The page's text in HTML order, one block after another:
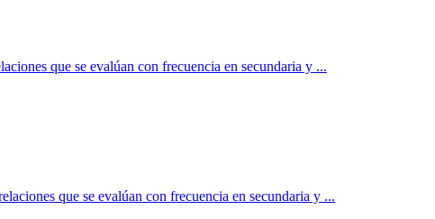
que se evalúan con frecuencia en secundaria y ...
que se evalúan con frecuencia en secundaria y ...